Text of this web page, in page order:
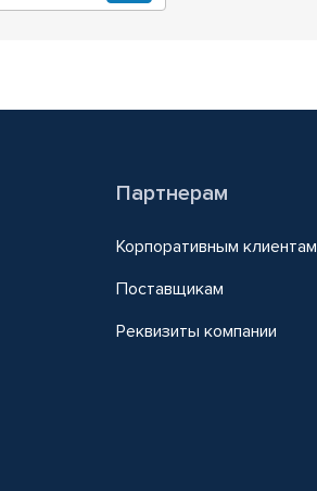
Партнерам
Корпоративным клиентам
Поставщикам
Реквизиты компании